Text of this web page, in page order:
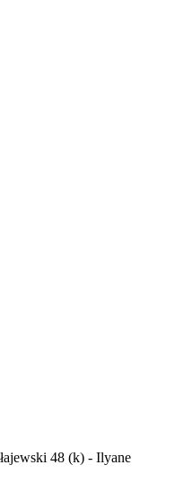
48 (k) - Ilyane